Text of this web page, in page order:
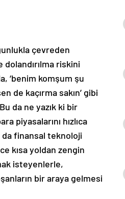
çevreden
riskini
‘benim komşum şu
de kaçırma sakın’ gibi
da ne yazık ki bir
piyasalarını hızlıca
da finansal teknoloji
kısa yoldan zengin
isteyenlerle,
bir araya gelmesi